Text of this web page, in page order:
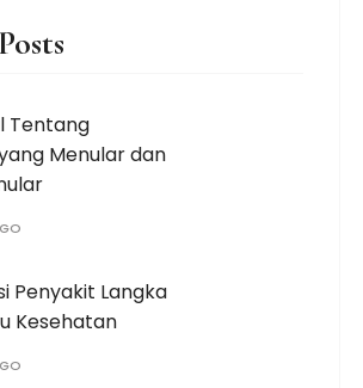
Tentang
Menular dan
Penyakit Langka
Kesehatan